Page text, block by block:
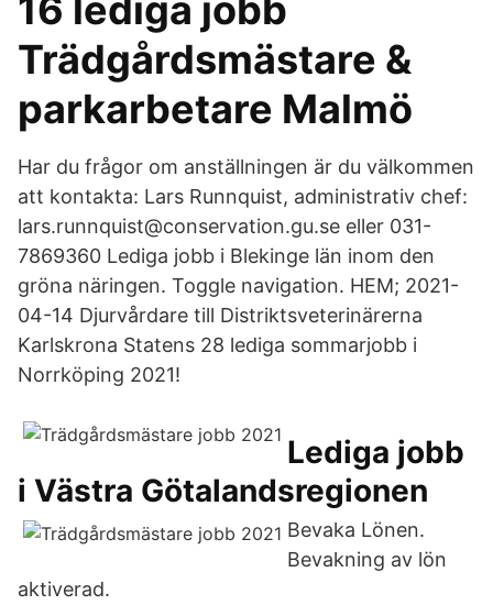
16 lediga jobb
Trädgårdsmästare &
parkarbetare Malmö
Har du frågor om anställningen är du välkommen
att kontakta: Lars Runnquist, administrativ chef:
lars.runnquist@conservation.gu.se eller 031-
7869360 Lediga jobb i Blekinge län inom den
gröna näringen. Toggle navigation. HEM; 2021-
04-14 Djurvårdare till Distriktsveterinärerna
Karlskrona Statens 28 lediga sommarjobb i
Norrköping 2021!
Lediga jobb
i Västra Götalandsregionen
Bevaka Lönen.
Bevakning av lön
aktiverad.